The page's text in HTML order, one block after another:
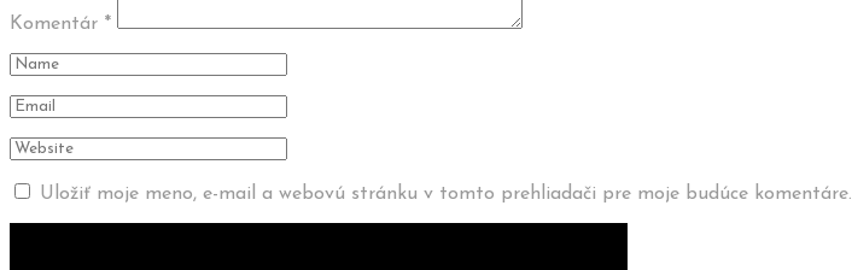
Komentár *
Uložiť moje meno, e-mail a webovú stránku v tomto prehliadači pre moje budúce komentáre.